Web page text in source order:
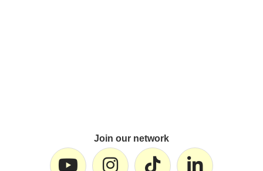
Join our network